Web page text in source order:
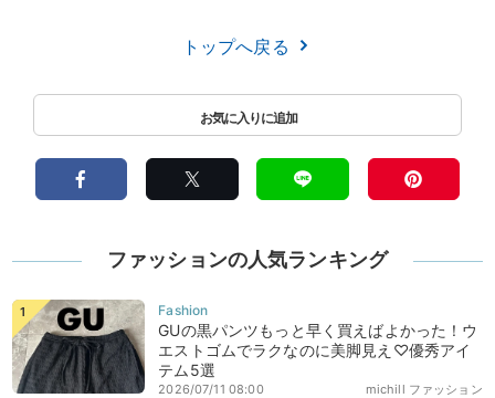
トップへ戻る
ファッションの人気ランキング
GUの黒パンツもっと早く買えばよかった！ウ
エストゴムでラクなのに美脚見え♡優秀アイ
テム5選
michill ファッション
2026/07/11 08:00